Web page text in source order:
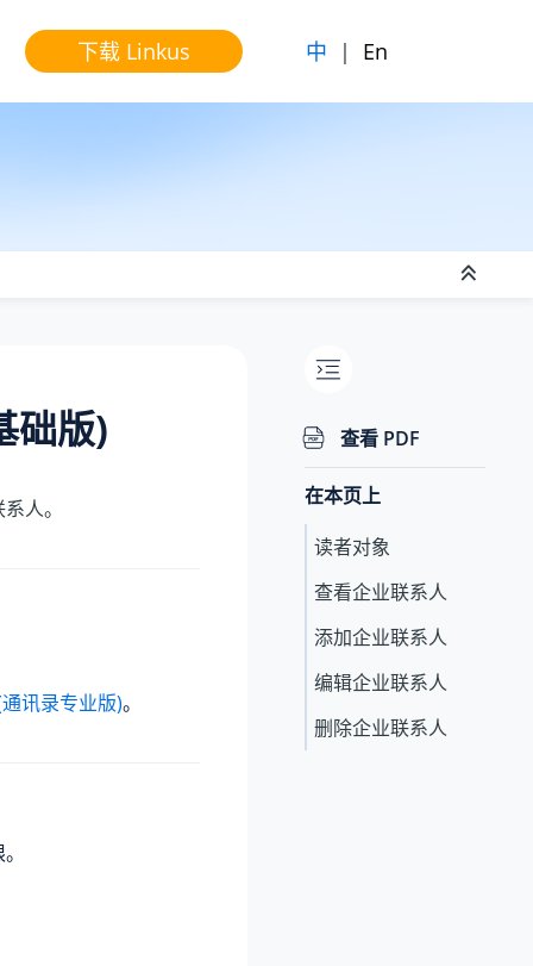
下载 Linkus 中 | En
础版)
人。
讯录专业版)。
查看 PDF
在本页上
读者对象
查看企业联系人
添加企业联系人
编辑企业联系人
删除企业联系人